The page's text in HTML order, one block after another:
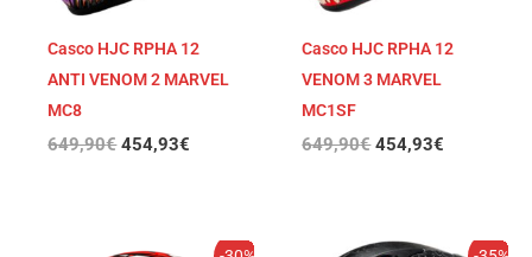
Casco HJC RPHA 12
ANTI VENOM 2 MARVEL
MC8
649,90€ 454,93€
Casco HJC RPHA 12
VENOM 3 MARVEL
MC1SF
649,90€ 454,93€
El
El
El